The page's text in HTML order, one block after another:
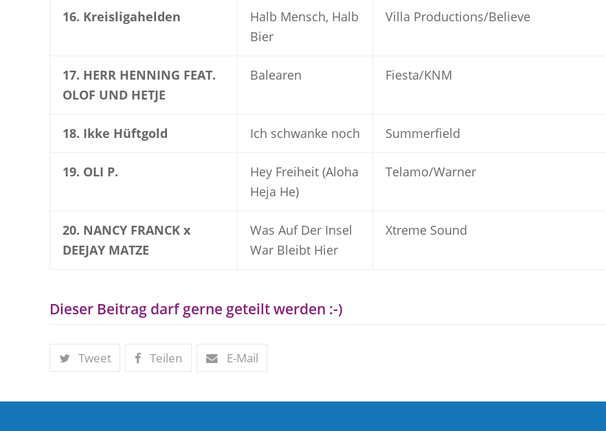
16. Kreisligahelden
Halb Mensch, Halb
Bier
Villa Productions/Believe
17. HERR HENNING FEAT.
OLOF UND HETJE
Balearen Fiesta/KNM
18. Ikke Hüftgold Ich schwanke noch Summerfield
19. OLI P.
Hey Freiheit (Aloha
Heja He)
Telamo/Warner
20. NANCY FRANCK x
DEEJAY MATZE
Was Auf Der Insel
War Bleibt Hier
Xtreme Sound
Dieser Beitrag darf gerne geteilt werden :-)
Tweet Teilen E-Mail